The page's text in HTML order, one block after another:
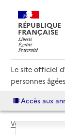
RÉPUBLIQUE
FRANÇAISE
Le site officiel
personnes
Accès aux
Voir le fil d’Ariane